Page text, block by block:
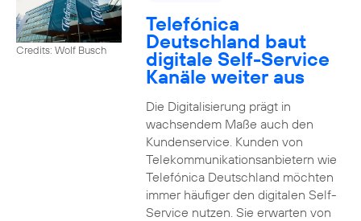
Credits: Wolf Busch
Telefónica
Deutschland baut
digitale Self-Service
Kanäle weiter aus
Die Digitalisierung prägt in
wachsendem Maße auch den
Kundenservice. Kunden von
Telekommunikationsanbietern wie
Telefónica Deutschland möchten
immer häufiger den digitalen Self-
Service nutzen. Sie erwarten von